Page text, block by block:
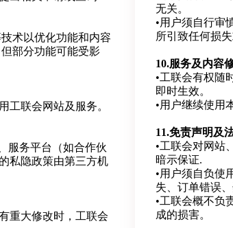
术以优化功能和内容
部分功能可能受影
工联会网站及服务。
服务平台（如合作伙
私隐政策由第三方机
重大修改时，工联会
无关。
•用户须自行审
所引致任何损
10.服务及内容
•工联会有权随
即时生效。
•用户继续使用
11.免责声明及
•工联会对网站
暗示保证.
•用户须自负使
失、订单错误
•工联会概不负
成的损害。